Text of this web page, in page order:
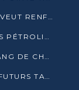
ENSEIGNEMENT SUPÉRIEUR : L’UNICEF VEUT RENFORCER LA RECHERCHE SUR LES QUESTIONS DE L’ENFANCE
CARBURANT : LE PARADOXE D’UN PAYS PÉTROLIER CONFRONTÉ À DES PÉNURIES RÉCURRENTES
MAIXENT RAOUL OMINGA ÉLEVÉ AU RANG DE CHEVALIER DE L’ORDRE DE L’AMITIÉ ENTRE LA RUSSIE ET LE CONGO
AGL CONGO OUVRE SES PORTES AUX FUTURS TALENTS DE LA LOGISTIQUE